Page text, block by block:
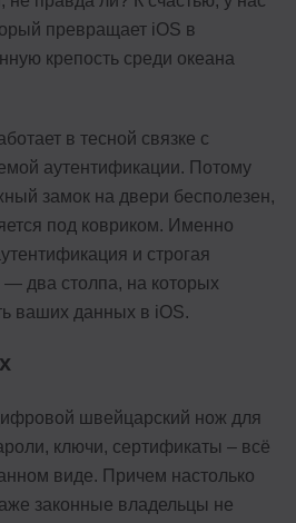
превращает iOS в
крепость среди океана
в тесной связке с
аутентификации. Потому
замок на двери бесполезен,
под ковриком. Именно
и строгая
два столпа, на которых
ваших данных в iOS.
швейцарский нож для
ключи, сертификаты – всё
виде. Причем настолько
законные владельцы не